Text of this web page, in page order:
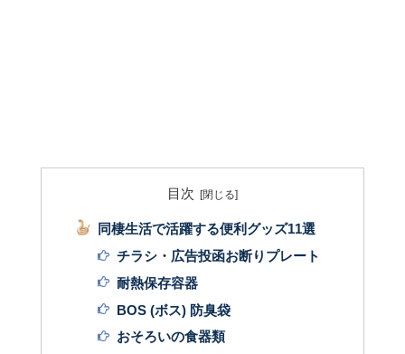
目次
同棲生活で活躍する便利グッズ11選
チラシ・広告投函お断りプレート
耐熱保存容器
BOS (ボス) 防臭袋
おそろいの食器類